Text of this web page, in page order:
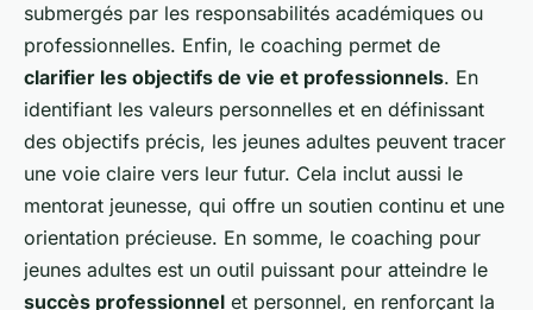
submergés par les responsabilités académiques ou
professionnelles. Enfin, le coaching permet de
clarifier les objectifs de vie et professionnels. En
identifiant les valeurs personnelles et en définissant
des objectifs précis, les jeunes adultes peuvent tracer
une voie claire vers leur futur. Cela inclut aussi le
mentorat jeunesse, qui offre un soutien continu et une
orientation précieuse. En somme, le coaching pour
jeunes adultes est un outil puissant pour atteindre le
succès professionnel et personnel, en renforçant la